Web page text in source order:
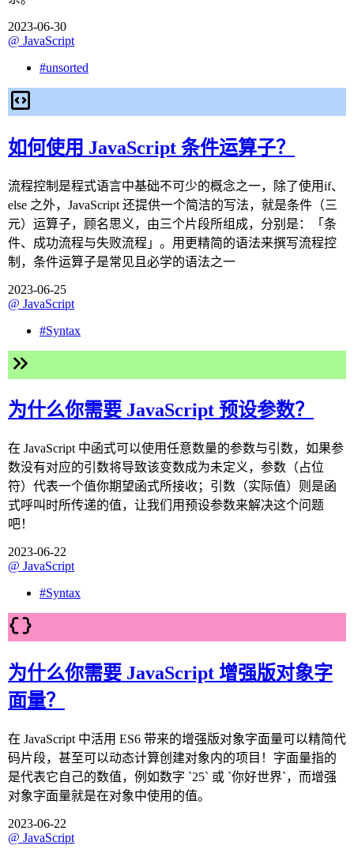
2023-06-30
@ JavaScript
#unsorted
如何使用 JavaScript 条件运算子？
流程控制是程式语言中基础不可少的概念之一，除了使用if、
else 之外，JavaScript 还提供一个简洁的写法，就是条件（三
元）运算子，顾名思义，由三个片段所组成，分别是：「条
件、成功流程与失败流程」。用更精简的语法来撰写流程控
制，条件运算子是常见且必学的语法之一
2023-06-25
@ JavaScript
#Syntax
为什么你需要 JavaScript 预设参数？
在 JavaScript 中函式可以使用任意数量的参数与引数，如果参
数没有对应的引数将导致该变数成为未定义，参数（占位
符）代表一个值你期望函式所接收；引数（实际值）则是函
式呼叫时所传递的值，让我们用预设参数来解决这个问题
吧！
2023-06-22
@ JavaScript
#Syntax
为什么你需要 JavaScript 增强版对象字
面量？
在 JavaScript 中活用 ES6 带来的增强版对象字面量可以精简代
码片段，甚至可以动态计算创建对象内的项目！字面量指的
是代表它自己的数值，例如数字 `25` 或 `你好世界`，而增强
对象字面量就是在对象中使用的值。
2023-06-22
@ JavaScript